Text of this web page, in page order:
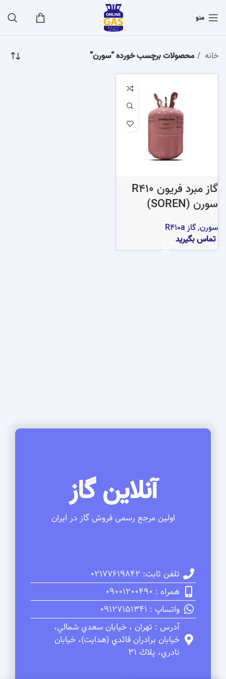
منو
خانه محصولات برچسب خورده “سورن”
گاز مبرد فریون R410
سورن (SOREN)
سورن,گاز R410a
تماس بگیرید
آنلاین گاز
اولین مرجع رسمی فروش گاز در ایران
تلفن ثابت: 02177619842
همراه : 09001200490
واتساپ : 09127151341
آدرس : تهران ، خيابان سعدي شمالي،
خيابان برادران قائدي (هدايت)، خيابان
نادري، پلاك 31